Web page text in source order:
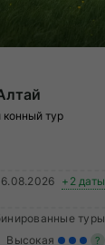
конный тур
+2 даты
туры
Высокая ?